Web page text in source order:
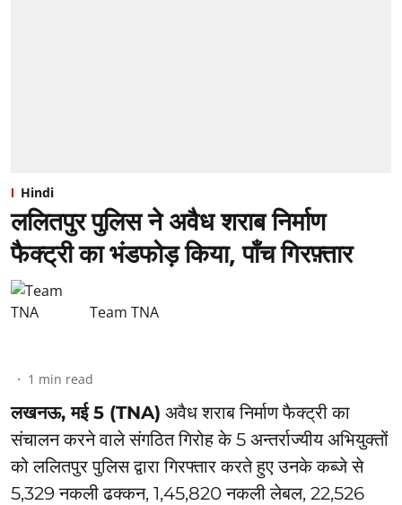
Hindi
ललितपुर पुलिस ने अवैध शराब निर्माण
फैक्ट्री का भंडफोड़ किया, पाँच गिरफ़्तार
Team TNA
1 min read
लखनऊ, मई 5 (TNA) अवैध शराब निर्माण फैक्ट्री का
संचालन करने वाले संगठित गिरोह के 5 अन्तर्राज्यीय अभियुक्तों
को ललितपुर पुलिस द्वारा गिरफ्तार करते हुए उनके कब्जे से
5,329 नकली ढक्कन, 1,45,820 नकली लेबल, 22,526